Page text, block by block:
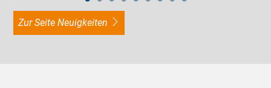
zur Seite Neuigkeiten